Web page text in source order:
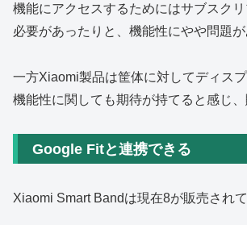
機能にアクセスするためにはサブスク
必要があったりと、機能性にやや問題が
一方Xiaomi製品は筐体に対してディスプ
機能性に関しても期待が持てると感じ、
Google Fitと連携できる
Xiaomi Smart Bandは現在8が販売されて